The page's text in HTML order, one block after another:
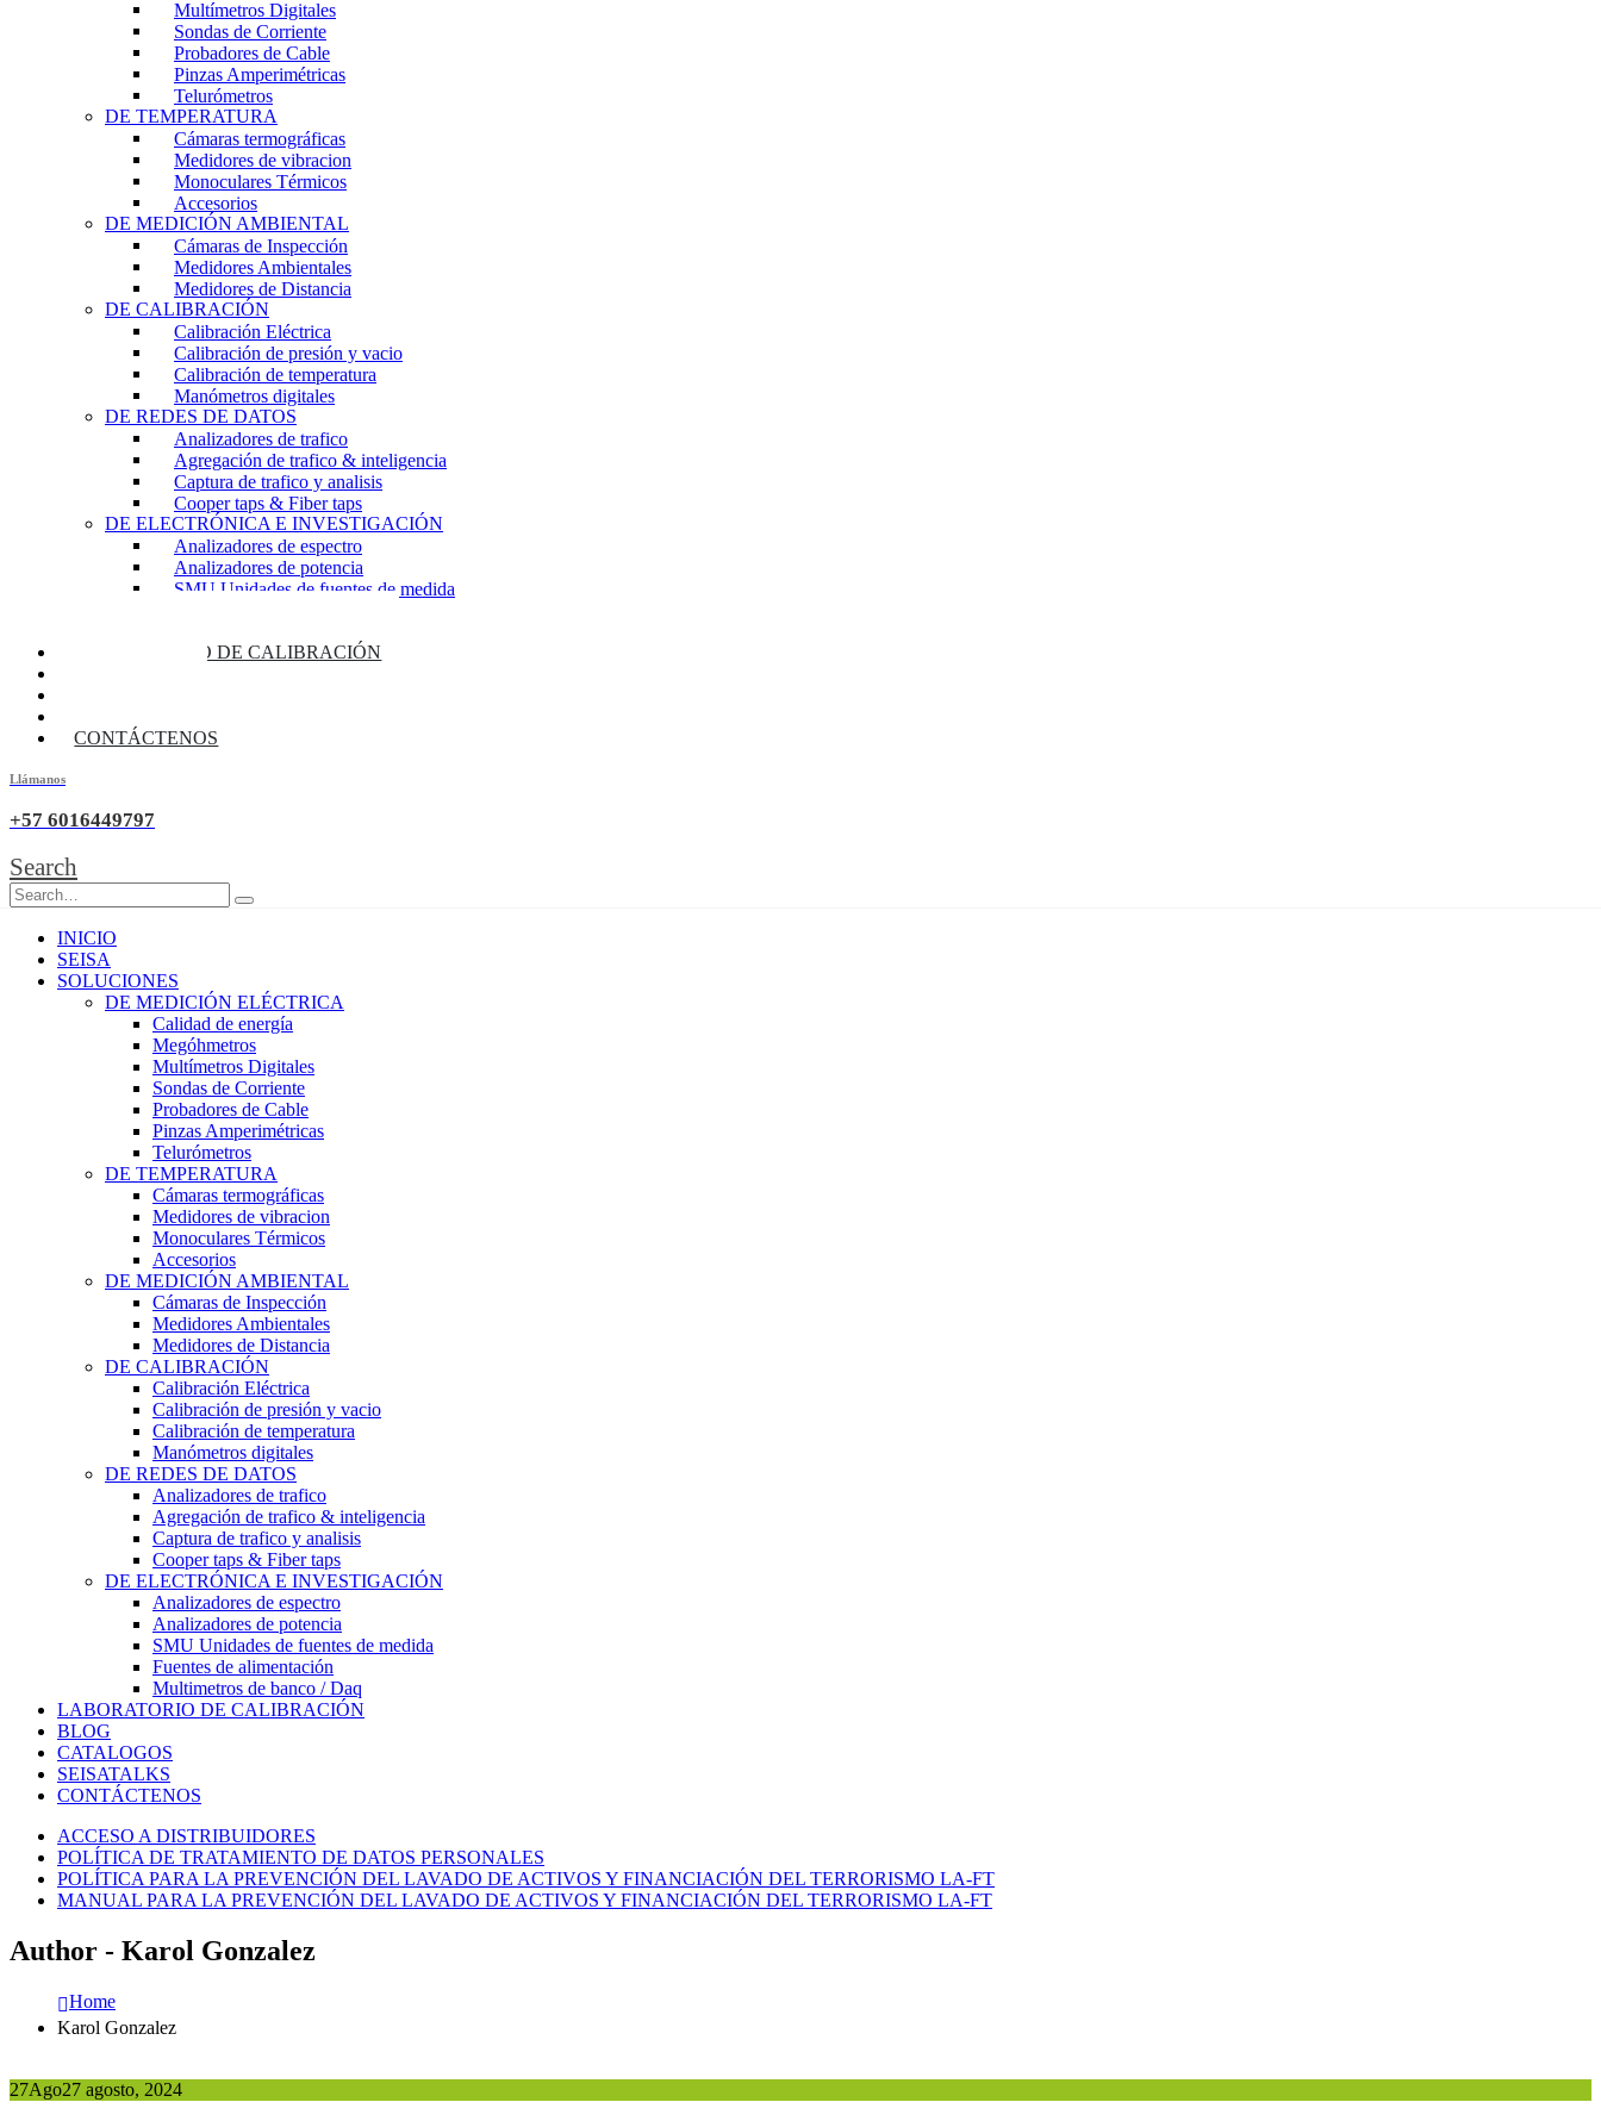
Multímetros Digitales
Sondas de Corriente
Probadores de Cable
Pinzas Amperimétricas
Telurómetros
DE TEMPERATURA
Cámaras termográficas
Medidores de vibracion
Monoculares Térmicos
Accesorios
DE MEDICIÓN AMBIENTAL
Cámaras de Inspección
Medidores Ambientales
Medidores de Distancia
DE CALIBRACIÓN
Calibración Eléctrica
Calibración de presión y vacio
Calibración de temperatura
Manómetros digitales
DE REDES DE DATOS
Analizadores de trafico
Agregación de trafico & inteligencia
Captura de trafico y analisis
Cooper taps & Fiber taps
DE ELECTRÓNICA E INVESTIGACIÓN
Analizadores de espectro
Analizadores de potencia
SMU Unidades de fuentes de medida
LABORATORIO DE CALIBRACIÓN
CONTÁCTENOS
Llámanos
+57 6016449797
Search
INICIO
SEISA
SOLUCIONES
DE MEDICIÓN ELÉCTRICA
Calidad de energía
Megóhmetros
Multímetros Digitales
Sondas de Corriente
Probadores de Cable
Pinzas Amperimétricas
Telurómetros
DE TEMPERATURA
Cámaras termográficas
Medidores de vibracion
Monoculares Térmicos
Accesorios
DE MEDICIÓN AMBIENTAL
Cámaras de Inspección
Medidores Ambientales
Medidores de Distancia
DE CALIBRACIÓN
Calibración Eléctrica
Calibración de presión y vacio
Calibración de temperatura
Manómetros digitales
DE REDES DE DATOS
Analizadores de trafico
Agregación de trafico & inteligencia
Captura de trafico y analisis
Cooper taps & Fiber taps
DE ELECTRÓNICA E INVESTIGACIÓN
Analizadores de espectro
Analizadores de potencia
SMU Unidades de fuentes de medida
Fuentes de alimentación
Multimetros de banco / Daq
LABORATORIO DE CALIBRACIÓN
BLOG
CATALOGOS
SEISATALKS
CONTÁCTENOS
ACCESO A DISTRIBUIDORES
POLÍTICA DE TRATAMIENTO DE DATOS PERSONALES
POLÍTICA PARA LA PREVENCIÓN DEL LAVADO DE ACTIVOS Y FINANCIACIÓN DEL TERRORISMO LA-FT
MANUAL PARA LA PREVENCIÓN DEL LAVADO DE ACTIVOS Y FINANCIACIÓN DEL TERRORISMO LA-FT
Author - Karol Gonzalez
Home
Karol Gonzalez
27Ago27 agosto, 2024